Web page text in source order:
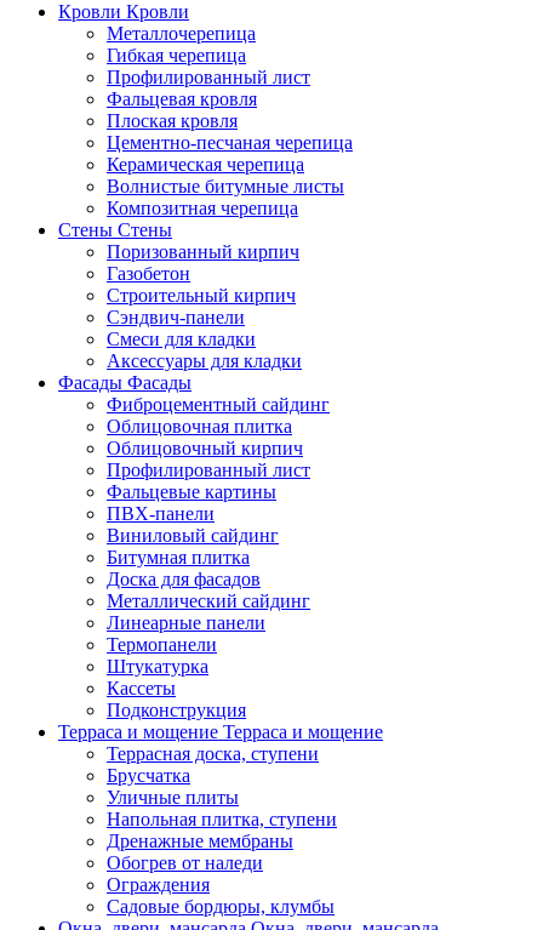
Кровли Кровли
Металлочерепица
Гибкая черепица
Профилированный лист
Фальцевая кровля
Плоская кровля
Цементно-песчаная черепица
Керамическая черепица
Волнистые битумные листы
Композитная черепица
Стены Стены
Поризованный кирпич
Газобетон
Строительный кирпич
Сэндвич-панели
Смеси для кладки
Аксессуары для кладки
Фасады Фасады
Фиброцементный сайдинг
Облицовочная плитка
Облицовочный кирпич
Профилированный лист
Фальцевые картины
ПВХ-панели
Виниловый сайдинг
Битумная плитка
Доска для фасадов
Металлический сайдинг
Линеарные панели
Термопанели
Штукатурка
Кассеты
Подконструкция
Терраса и мощение Терраса и мощение
Террасная доска, ступени
Брусчатка
Уличные плиты
Напольная плитка, ступени
Дренажные мембраны
Обогрев от наледи
Ограждения
Садовые бордюры, клумбы